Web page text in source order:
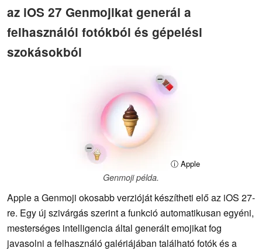
az iOS 27 Genmojikat generál a
felhasználói fotókból és gépelési
szokásokból
ⓘ Apple
Genmoji példa.
Apple a Genmoji okosabb verzióját készítheti elő az iOS 27-
re. Egy új szivárgás szerint a funkció automatikusan egyéni,
mesterséges intelligencia által generált emojikat fog
javasolni a felhasználó galériájában található fotók és a